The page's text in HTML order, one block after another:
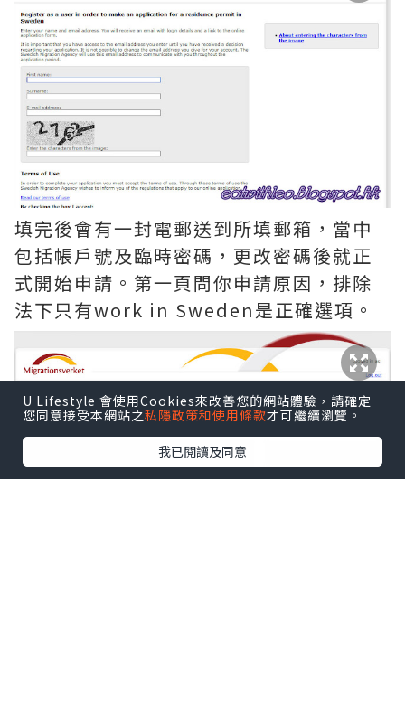
填完後會有一封電郵送到所填郵箱，當中
包括帳戶號及臨時密碼，更改密碼後就正
式開始申請。第一頁問你申請原因，排除
法下只有work in Sweden是正確選項。
U Lifestyle 會使用Cookies來改善您的網站體驗，請確定
您同意接受本網站之私隱政策和使用條款才可繼續瀏覽。
我已閱讀及同意